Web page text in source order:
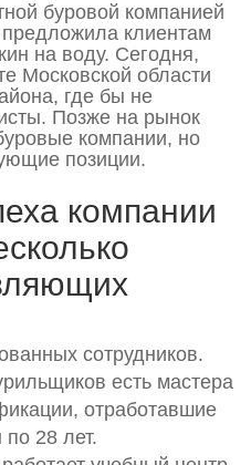
буровой компанией
клиентам
на воду. Сегодня,
Московской области
где бы не
Позже на рынок
компании, но
позиции.
компании
сотрудников.
есть мастера
отработавшие
28 лет.